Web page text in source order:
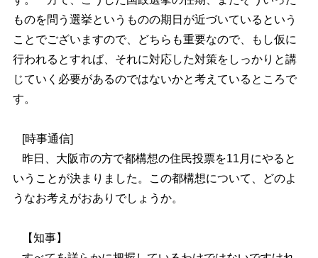
ものを問う選挙というものの期日が近づいているという
ことでございますので、どちらも重要なので、もし仮に
行われるとすれば、それに対応した対策をしっかりと講
じていく必要があるのではないかと考えているところで
す。
[時事通信]
昨日、大阪市の方で都構想の住民投票を11月にやると
いうことが決まりました。この都構想について、どのよ
うなお考えがおありでしょうか。
【知事】